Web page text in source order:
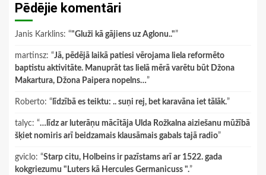
Pēdējie komentāri
Janis Karklins: “"Gluži kā gājiens uz Aglonu.."”
martinsz: “Jā, pēdējā laikā patiesi vērojama liela reformēto
baptistu aktivitāte. Manuprāt tas lielā mērā varētu būt Džona
Makartura, Džona Paipera nopelns…”
Roberto: “ līdzībā es teiktu: .. suņi rej, bet karavāna iet tālāk.”
talyc: “…līdz ar luterāņu mācītāja Ulda Rožkalna aiziešanu mūžībā
šķiet nomiris arī beidzamais klausāmais gabals tajā radio”
gviclo: “Starp citu, Holbeins ir pazīstams arī ar 1522. gada
kokgriezumu "Luters kā Hercules Germanicuss ".”